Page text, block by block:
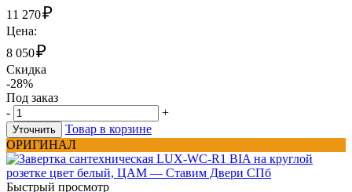
11 270₽
Цена:
8 050₽
Скидка
-28%
Под заказ
-
+
Уточнить
Товар в корзине
ОРИГИНАЛ
Быстрый просмотр